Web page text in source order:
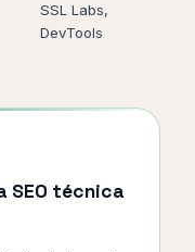
SSL Labs,
DevTools
SEO técnica